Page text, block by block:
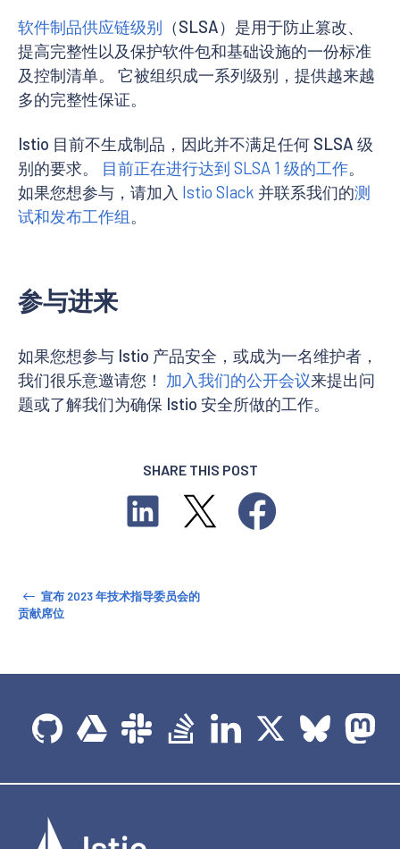
软件制品供应链级别 （SLSA）是用于防止篡改、
提高完整性以及保护软件包和基础设施的一份标准
及控制清单。 它被组织成一系列级别，提供越来越
多的完整性保证。
Istio 目前不生成制品，因此并不满足任何 SLSA 级
别的要求。 目前正在进行达到 SLSA 1 级的工作。
如果您想参与，请加入 Istio Slack 并联系我们的测
试和发布工作组。
参与进来
如果您想参与 Istio 产品安全，或成为一名维护者，
我们很乐意邀请您！ 加入我们的公开会议来提出问
题或了解我们为确保 Istio 安全所做的工作。
SHARE THIS POST
宣布 2023 年技术指导委员会的
贡献席位